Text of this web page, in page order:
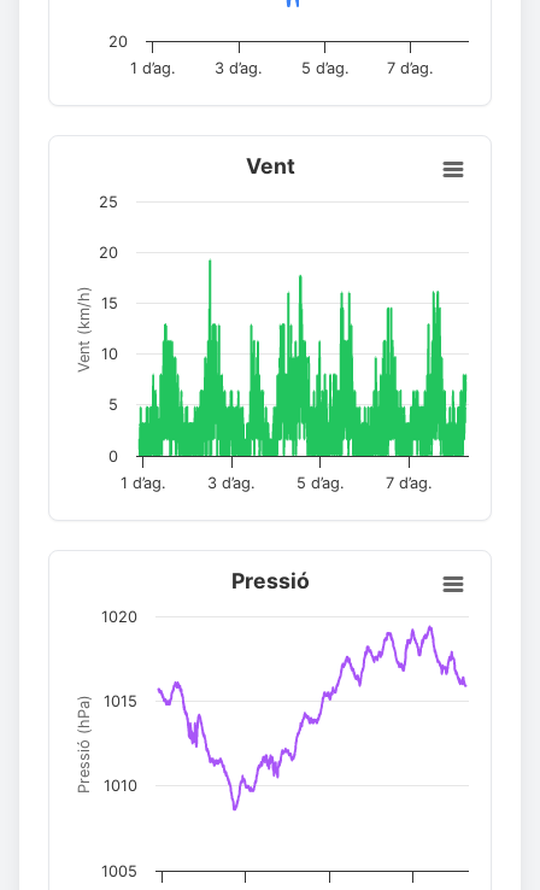
1 d’ag. 3 d’ag. 5 d’ag. 7 d’ag.
20
Vent (km/h)
Vent
1 d’ag. 3 d’ag. 5 d’ag. 7 d’ag.
0
5
10
15
20
25
Pressió (hPa)
Pressió
1005
1010
1015
1020